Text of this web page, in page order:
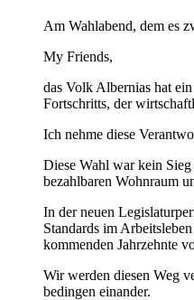
Am Wahlabend, dem es
My Friends,
das Volk Albernias hat
Fortschritts, der
Ich nehme diese
Diese Wahl war kein
bezahlbaren Wohnraum
In der neuen
Standards im
kommenden Jahrzehnte
Wir werden diesen Weg
bedingen einander.